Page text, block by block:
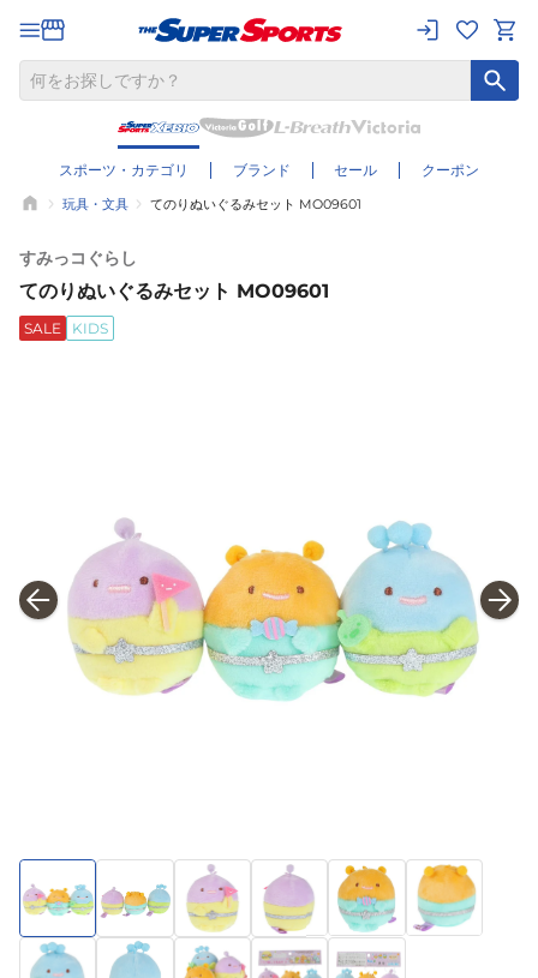
スポーツ・カテゴリ ブランド セール クーポン
玩具・文具 てのりぬいぐるみセット MO09601
すみっコぐらし
てのりぬいぐるみセット MO09601
SALE KIDS